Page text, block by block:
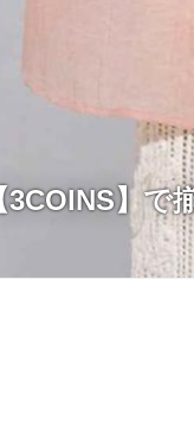
3COINS】